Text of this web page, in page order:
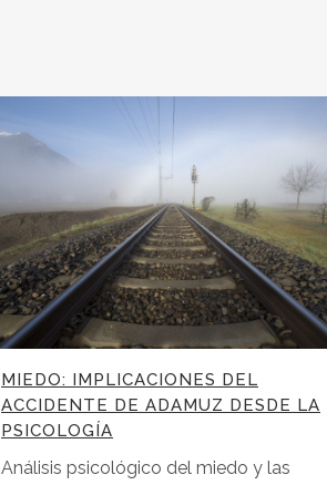
MIEDO: IMPLICACIONES DEL
ACCIDENTE DE ADAMUZ DESDE LA
PSICOLOGÍA
Análisis psicológico del miedo y las